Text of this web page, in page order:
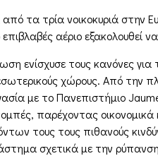
από τα τρία νοικοκυριά
επιβλαβές αέριο εξακολουθεί
ενίσχυσε τους κανόνες
χώρους. Από την
με το Πανεπιστήμιο
παρέχοντας
τους τους πιθανούς
σχετικά με την